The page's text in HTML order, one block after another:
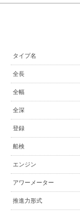
タイプ名
全長
全幅
全深
登録
船検
エンジン
アワーメーター
推進力形式